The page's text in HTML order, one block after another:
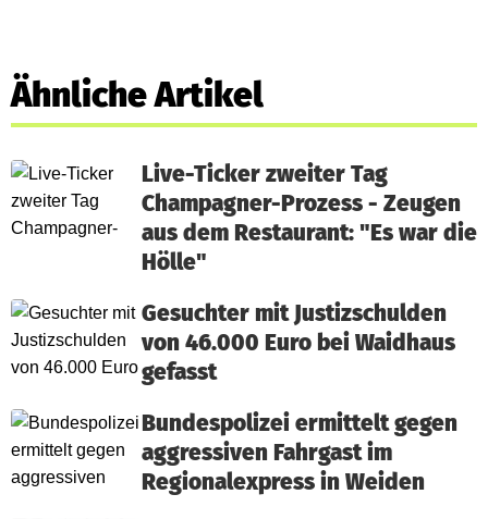
Ähnliche Artikel
Live-Ticker zweiter Tag
Champagner-Prozess - Zeugen
aus dem Restaurant: "Es war die
Hölle"
Gesuchter mit Justizschulden
von 46.000 Euro bei Waidhaus
gefasst
Bundespolizei ermittelt gegen
aggressiven Fahrgast im
Regionalexpress in Weiden